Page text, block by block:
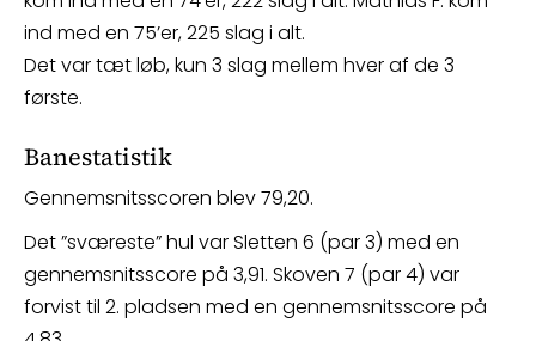
ind med en 75’er, 225 slag i alt.
Det var tæt løb, kun 3 slag mellem hver af de 3
første.
Banestatistik
Gennemsnitsscoren blev 79,20.
Det ”sværeste” hul var Sletten 6 (par 3) med en
gennemsnitsscore på 3,91. Skoven 7 (par 4) var
forvist til 2. pladsen med en gennemsnitsscore på